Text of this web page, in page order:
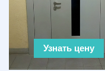
Узнать цену